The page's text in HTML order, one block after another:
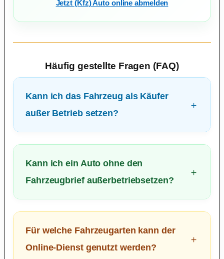
Jetzt (Kfz) Auto online abmelden
Häufig gestellte Fragen (FAQ)
Kann ich das Fahrzeug als Käufer
außer Betrieb setzen?
Kann ich ein Auto ohne den
Fahrzeugbrief außerbetriebsetzen?
Für welche Fahrzeugarten kann der
Online-Dienst genutzt werden?